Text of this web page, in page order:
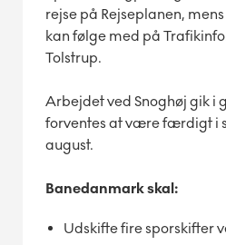
rejse på Rejseplanen,
kan følge med på
Tolstrup.
Arbejdet ved Snoghøj gik i
forventes at være færdigt i
august.
Banedanmark skal:
Udskifte fire sporskifter